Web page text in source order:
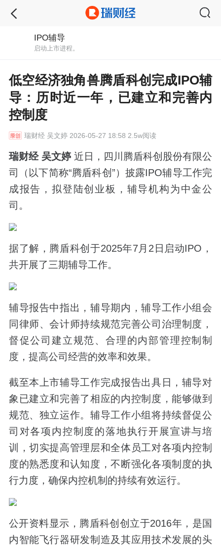
IPO辅导
启动上市进程。
低空经济独角兽腾盾科创完成IPO辅
导：历时近一年，已建立和完善内
控制度
瑞财经吴文婷 2026-05-27 18:58 2.5w阅读
瑞财经 吴文婷 近日，四川腾盾科创股份有限公
司（以下简称“腾盾科创”）披露IPO辅导工作完
成报告，拟登陆创业板，辅导机构为中金公
司。
据了解，腾盾科创于2025年7月2日启动IPO，
共开展了三期辅导工作。
辅导报告中指出，辅导期内，辅导工作小组会
同律师、会计师持续规范完善公司治理制度，
督促公司建立规范、合理的内部管理控制制
度，提高公司经营的效率和效果。
截至本上市辅导工作完成报告出具日，辅导对
象已建立和完善了相应的内控制度，能够做到
规范、独立运作。辅导工作小组将持续督促公
司对各项内控制度的落地执行开展宣讲与培
训，切实提高管理层和全体员工对各项内控制
度的熟悉度和认知度，不断强化各项制度的执
行力度，确保内控机制的持续有效运行。
公开资料显示，腾盾科创创立于2016年，是国
内智能飞行器研发制造及其应用技术发展的头